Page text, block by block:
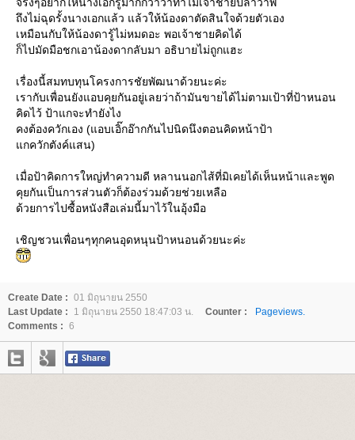
ถึงไม่ฉุดรั้งนางเอกแล้ว แล้วให้น้องดาตัดสินใจด้วยตัวเอง
เหมือนกับให้น้องดารู้ไม่หมดอะ พอเจ้าชายคิดได้
ก็ไปมัดมือชกเอาน้องดากลับมา อธิบายไม่ถูกแฮะ
เรื่องนี้สมทบทุนโครงการชัยพัฒนาด้วยนะค่ะ
เรากับเพื่อนยังแอบคุยกันอยู่เลยว่าถ้ามันขายได้ไม่ตามเป้าที่ป้าหนอน
คิดไว้ ป้าแกจะทำยังไง
คงต้องควักเอง (แอบเอิ๊กอ๊ากกันไปนิดนึงตอนคิดหน้าป้า
กควักตังค์แสน)
เมื่อป้าคิดการใหญ่ทำความดี หลานนอกไส้ที่มิเคยได้เห็นหน้าและพูด
คุยกันเป็นการส่วนตัวก็ต้องร่วมด้วยช่วยเหลือ
ด้วยการไปซื้อหนังสือเล่มนี้มาไว้ในอุ้งมือ
เชิญชวนเพื่อนๆทุกคนอุดหนุนป้าหนอนด้วยนะค่ะ
Create Date : 01 มิถุนายน 2550
Last Update :
1 มิถุนายน 2550 18:47:03 น. Counter :
Pageviews.
Comments : 6